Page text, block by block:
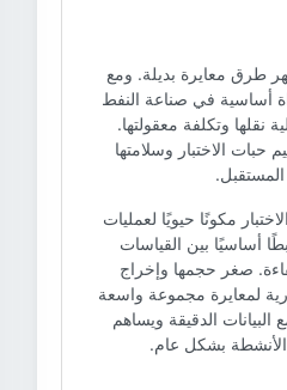
طرق معايرة بديلة. ومع
أساسية في صناعة النفط
نقلها وتكلفة معقولتها.
الاختبار وسلامتها
مكونًا حيويًا لعمليات
أساسيًا بين القياسات
صغر حجمها وإخراج
لمعايرة مجموعة واسعة
الدقيقة ويساهم
بشكل عام.